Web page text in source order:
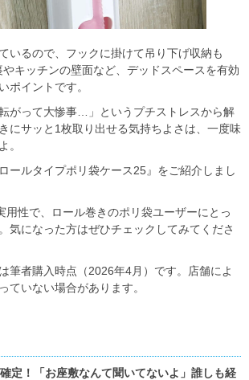
いるので、フックに掛けて吊り下げ収納も
キッチンの壁面など、デッドスペースを有効
ポイントです。
がって大惨事…」というプチストレスから解
にサッと1枚取り出せる気持ちよさは、一度味
。
ールタイプポリ袋ケース25』をご紹介しまし
用性で、ロール巻きのポリ袋ユーザーにとっ
気になった方はぜひチェックしてみてくださ
筆者購入時点（2026年4月）です。店舗によ
ていない場合があります。
定！「お座敷なんて聞いてないよ」誰しも経